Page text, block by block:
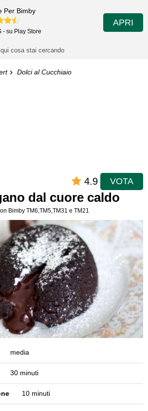
Per Bimby
- su Play Store
APRI
Dolci al Cucchiaio
4.9 VOTA
dal cuore caldo
Bimby TM6,TM5,TM31 e TM21
media
30 minuti
10 minuti